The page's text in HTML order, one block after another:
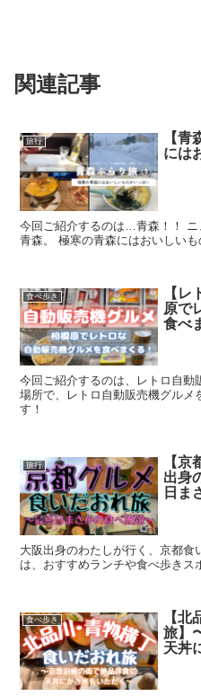
関連記事
旅行
【
には
今回ご紹介するのは…青森！！
青森。 極寒の青森にはおいしい
食べ歩き
【
原で
食べ
今回ご紹介するのは、レトロ自動
場所で、レトロ自動販売機グルメ
す！
旅行
【
出身
日ま
大阪出身のわたしが行く、京都
は、おすすめランチや食べ歩きス
食べ歩き
【
旅】
天丼